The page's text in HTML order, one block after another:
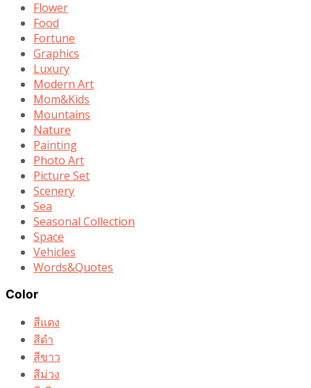
Flower
Food
Fortune
Graphics
Luxury
Modern Art
Mom&Kids
Mountains
Nature
Painting
Photo Art
Picture Set
Scenery
Sea
Seasonal Collection
Space
Vehicles
Words&Quotes
Color
สีแดง
สีดำ
สีขาว
สีม่วง